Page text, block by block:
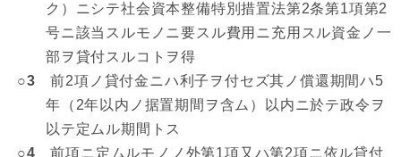
ク）ニシテ社会資本整備特別措置法第2条第1項第2
号ニ該当スルモノニ要スル費用ニ充用スル資金ノ一
部ヲ貸付スルコトヲ得
○3 前2項ノ貸付金ニハ利子ヲ付セズ其ノ償還期間ハ5
年（2年以内ノ据置期間ヲ含ム）以内ニ於テ政令ヲ
以テ定ムル期間トス
○4 前項ニ定ムルモノノ外第1項又ハ第2項ニ依ル貸付